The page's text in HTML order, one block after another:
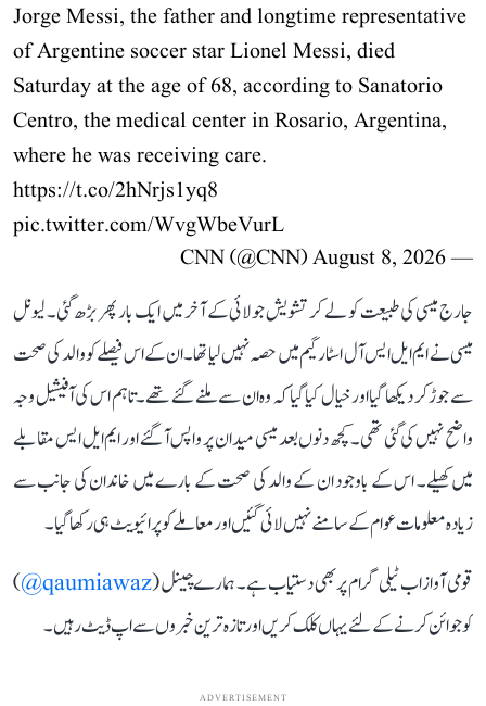
Jorge Messi, the father and longtime representative
of Argentine soccer star Lionel Messi, died
Saturday at the age of 68, according to Sanatorio
Centro, the medical center in Rosario, Argentina,
where he was receiving care.
https://t.co/2hNrjs1yq8
pic.twitter.com/WvgWbeVurL
— CNN (@CNN)
August 8, 2026
جارج میسی کی طبیعت کو لے کر تشویش جولائی کے آخر میں ایک بار پھر بڑھ گئی۔ لیونل
میسی نے ایم ایل ایس آل اسٹار گیم میں حصہ نہیں لیا تھا۔ ان کے اس فیصلے کو والد کی صحت
سے جوڑ کر دیکھا گیا اور خیال کیا گیا کہ وہ ان سے ملنے گئے تھے۔ تاہم اس کی آفیشیل وجہ
واضح نہیں کی گئی تھی۔ کچھ دنوں بعد میسی میدان پر واپس آ گئے اور ایم ایل ایس مقابلے
میں کھیلے۔ اس کے باوجود ان کے والد کی صحت کے بارے میں خاندان کی جانب سے
زیادہ معلومات عوام کے سامنے نہیں لائی گئیں اور معاملے کو پرائیویٹ ہی رکھا گیا۔
قومی آواز اب ٹیلی گرام پر بھی دستیاب ہے۔ ہمارے چینل (qaumiawaz@
)
کو جوائن کرنے کے لئے یہاں کلک کریں اور تازہ ترین خبروں سے اپ ڈیٹ رہیں۔
ADVERTISEMENT